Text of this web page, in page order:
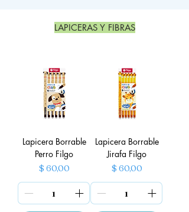
LAPICERAS Y FIBRAS
Lapicera Borrable
Perro Filgo
Precio
$ 60,00
Lapicera Borrable
Jirafa Filgo
Precio
$ 60,00